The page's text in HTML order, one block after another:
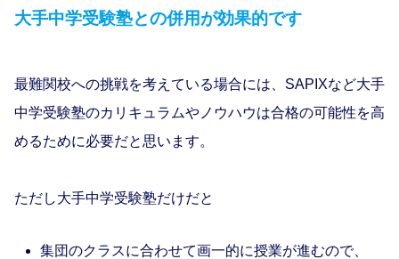
大手中学受験塾との併用が効果的です
最難関校への挑戦を考えている場合には、SAPIXなど大手
中学受験塾のカリキュラムやノウハウは合格の可能性を高
めるために必要だと思います。
ただし大手中学受験塾だけだと
集団のクラスに合わせて画一的に授業が進むので、